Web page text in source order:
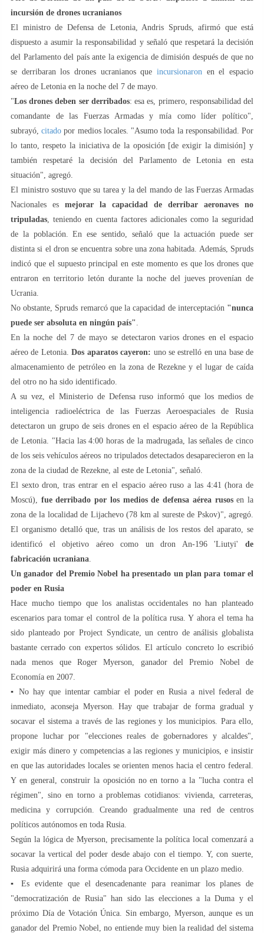
incursión de drones ucranianos
El ministro de Defensa de Letonia, Andris Spruds, afirmó que está
dispuesto a asumir la responsabilidad y señaló que respetará la decisión
del Parlamento del país ante la exigencia de dimisión después de que no
se derribaran los drones ucranianos que incursionaron en el espacio
aéreo de Letonia en la noche del 7 de mayo.
"Los drones deben ser derribados: esa es, primero, responsabilidad del
comandante de las Fuerzas Armadas y mía como líder político",
subrayó,citado por medios locales. "Asumo toda la responsabilidad. Por
lo tanto, respeto la iniciativa de la oposición [de exigir la dimisión] y
también respetaré la decisión del Parlamento de Letonia en esta
situación", agregó.
El ministro sostuvo que su tarea y la del mando de las Fuerzas Armadas
Nacionales es mejorar la capacidad de derribar aeronaves no
tripuladas , teniendo en cuenta factores adicionales como la seguridad
de la población. En ese sentido, señaló que la actuación puede ser
distinta si el dron se encuentra sobre una zona habitada. Además, Spruds
indicó que el supuesto principal en este momento es que los drones que
entraron en territorio letón durante la noche del jueves provenían de
Ucrania.
No obstante, Spruds remarcó que la capacidad de interceptación "nunca
puede ser absoluta en ningún país"
En la noche del 7 de mayo se detectaron varios drones en el espacio
aéreo de Letonia.Dos aparatos cayeron: uno se estrelló en una base de
almacenamiento de petróleo en la zona de Rezekne y el lugar de caída
del otro no ha sido identificado.
A su vez, el Ministerio de Defensa ruso informó que los medios de
inteligencia radioeléctrica de las Fuerzas Aeroespaciales de Rusia
detectaron un grupo de seis drones en el espacio aéreo de la República
de Letonia. "Hacia las 4:00 horas de la madrugada, las señales de cinco
de los seis vehículos aéreos no tripulados detectados desaparecieron en la
zona de la ciudad de Rezekne, al este de Letonia", señaló.
El sexto dron, tras entrar en el espacio aéreo ruso a las 4:41 (hora de
Moscú), fue derribado por los medios de defensa aérea rusosen la
zona de la localidad de Lijachevo (78 km al sureste de Pskov)", agregó.
El organismo detalló que, tras un análisis de los restos del aparato, se
identificó el objetivo aéreo como un dron An-196 'Liutyi' de
fabricación ucraniana
Un ganador del Premio Nobel ha presentado un plan para tomar el
poder en Rusia
Hace mucho tiempo que los analistas occidentales no han planteado
escenarios para tomar el control de la política rusa. Y ahora el tema ha
sido planteado por Project Syndicate, un centro de análisis globalista
bastante cerrado con expertos sólidos. El artículo concreto lo escribió
nada menos que Roger Myerson, ganador del Premio Nobel de
Economía en 2007.
▪️ No hay que intentar cambiar el poder en Rusia a nivel federal de
inmediato, aconseja Myerson. Hay que trabajar de forma gradual y
socavar el sistema a través de las regiones y los municipios. Para ello,
propone luchar por "elecciones reales de gobernadores y alcaldes",
exigir más dinero y competencias a las regiones y municipios, e insistir
en que las autoridades locales se orienten menos hacia el centro federal.
Y en general, construir la oposición no en torno a la "lucha contra el
régimen", sino en torno a problemas cotidianos: vivienda, carreteras,
medicina y corrupción. Creando gradualmente una red de centros
políticos autónomos en toda Rusia.
Según la lógica de Myerson, precisamente la política local comenzará a
socavar la vertical del poder desde abajo con el tiempo. Y, con suerte,
Rusia adquirirá una forma cómoda para Occidente en un plazo medio.
▪️ Es evidente que el desencadenante para reanimar los planes de
"democratización de Rusia" han sido las elecciones a la Duma y el
próximo Día de Votación Única. Sin embargo, Myerson, aunque es un
ganador del Premio Nobel, no entiende muy bien la realidad del sistema